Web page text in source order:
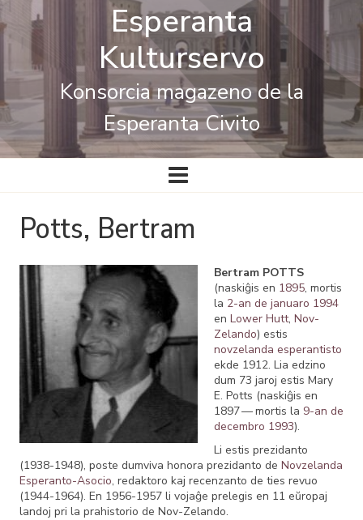
Esperanta
Kulturservo
Konsorcia magazeno de la
Esperanta Civito
Ĉefa
navigado
Potts, Bertram
Bertram POTTS
(naskiĝis en 1895, mortis
la 2-an de januaro 1994
en Lower Hutt, Nov-
Zelando) estis
novzelanda esperantisto
ekde 1912. Lia edzino
dum 73 jaroj estis Mary
E. Potts (naskiĝis en
1897 — mortis la 9-an de
decembro 1993).
Li estis prezidanto
(1938-1948), poste dumviva honora prezidanto de Novzelanda
Esperanto-Asocio, redaktoro kaj recenzanto de ties revuo
(1944-1964). En 1956-1957 li vojaĝe prelegis en 11 eŭropaj
landoj pri la prahistorio de Nov-Zelando.